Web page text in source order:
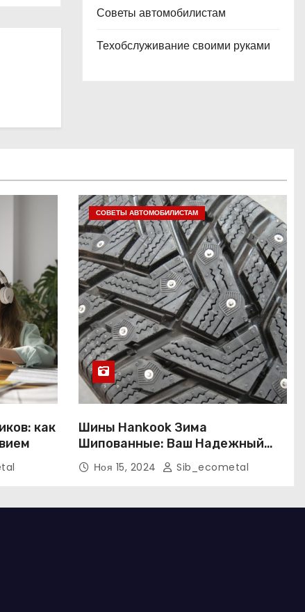
Советы автомобилистам
Техобслуживание своими руками
как
СОВЕТЫ АВТОМОБИЛИСТАМ
Шины Hankook Зима
Шипованные: Ваш Надежный
Партнёр на Снежных Дорогах
Ноя 15, 2024 Sib_ecometal